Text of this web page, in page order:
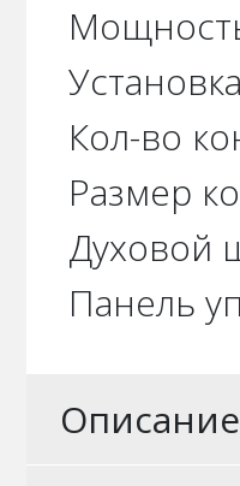
Установка
Кол-во
Размер
Духовой
Панель
Описание